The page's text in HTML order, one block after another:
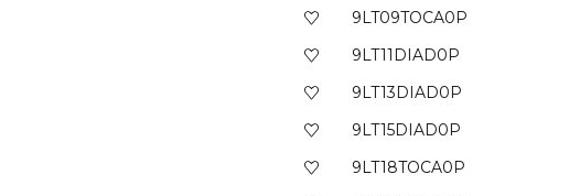
9LT09TOCA0P
9LT11DIAD0P
9LT13DIAD0P
9LT15DIAD0P
9LT18TOCA0P